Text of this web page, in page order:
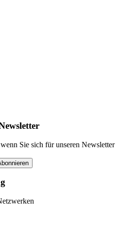
Sie sich für unseren Newsletter